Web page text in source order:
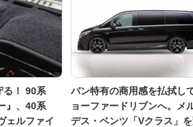
る！ 90系
』、40系
ェルファイ
バン特有の商用感を払拭し
ョーファードリブンへ。メ
デス・ベンツ「Vクラス」